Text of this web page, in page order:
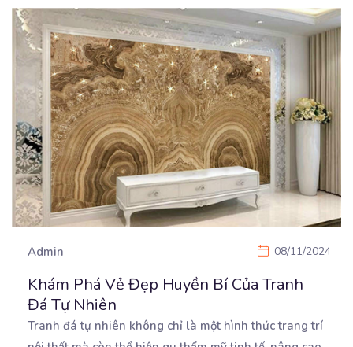
Admin 08/11/2024
Khám Phá Vẻ Đẹp Huyền Bí Của Tranh
Đá Tự Nhiên
Tranh đá tự nhiên không chỉ là một hình thức trang trí